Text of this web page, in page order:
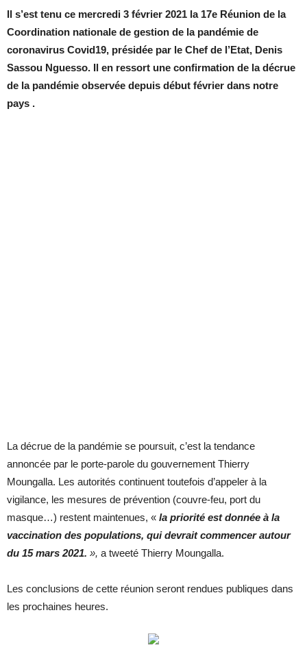
Il s’est tenu ce mercredi 3 février 2021 la 17e Réunion de la
Coordination nationale de gestion de la pandémie de
coronavirus Covid19, présidée par le Chef de l’Etat, Denis
Sassou Nguesso. Il en ressort une confirmation de la décrue
de la pandémie observée depuis début février dans notre
pays .
La décrue de la pandémie se poursuit, c’est la tendance
annoncée par le porte-parole du gouvernement Thierry
Moungalla. Les autorités continuent toutefois d’appeler à la
vigilance, les mesures de prévention (couvre-feu, port du
masque…) restent maintenues, « la priorité est donnée à la
vaccination des populations, qui devrait commencer autour
du 15 mars 2021. », a tweeté Thierry Moungalla.
Les conclusions de cette réunion seront rendues publiques dans
les prochaines heures.